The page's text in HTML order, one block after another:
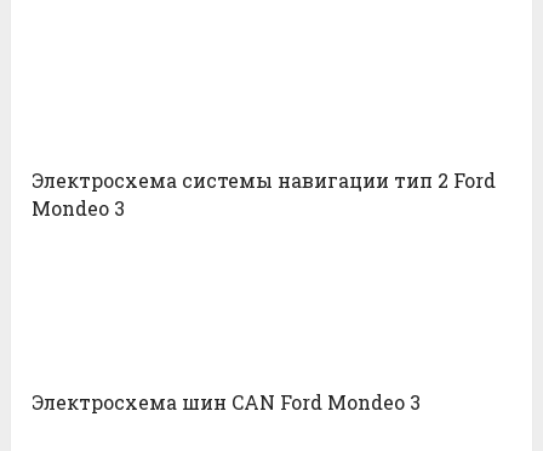
Электросхема системы навигации тип 2 Ford
Mondeo 3
Электросхема шин CAN Ford Mondeo 3